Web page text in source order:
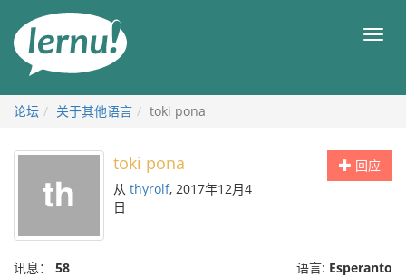
目
论坛 关于其他语言 toki pona
回应
toki pona
从 thyrolf, 2017年12月4
日
讯息： 58 语言: Esperanto